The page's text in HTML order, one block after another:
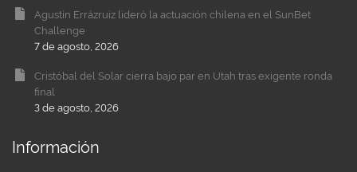
Agustín Errázruiz lideró la actuación chilena en el SunBet
Challenge
7 de agosto, 2026
Cristóbal del Solar cierra bajo par en Utah tras exigente ronda
final
3 de agosto, 2026
Información